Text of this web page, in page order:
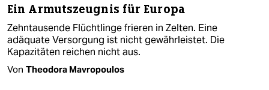
Ein Armutszeugnis für Europa
Zehntausende Flüchtlinge frieren in Zelten. Eine
adäquate Versorgung ist nicht gewährleistet. Die
Kapazitäten reichen nicht aus.
Von Theodora Mavropoulos